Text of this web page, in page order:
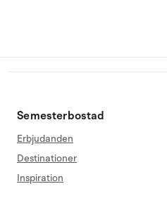
Semesterbostad
Erbjudanden
Destinationer
Inspiration